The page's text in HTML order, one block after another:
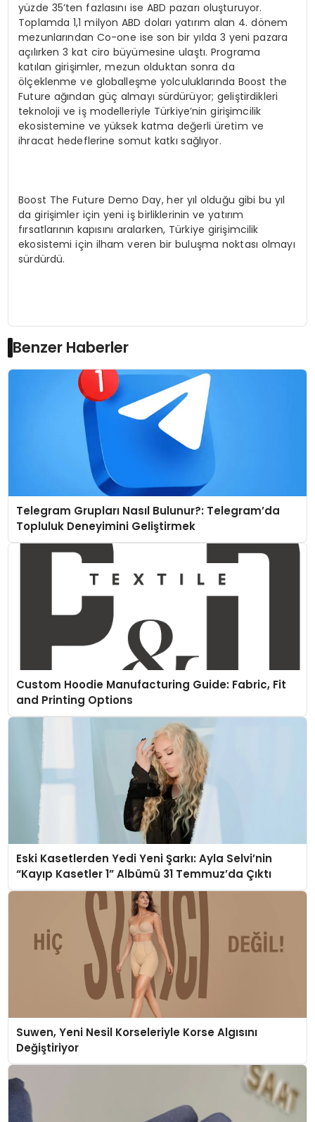
yüzde 35’ten fazlasını ise ABD pazarı oluşturuyor.
Toplamda 1,1 milyon ABD doları yatırım alan 4. dönem
mezunlarından Co-one ise son bir yılda 3 yeni pazara
açılırken 3 kat ciro büyümesine ulaştı. Programa
katılan girişimler, mezun olduktan sonra da
ölçeklenme ve globalleşme yolculuklarında Boost the
Future ağından güç almayı sürdürüyor; geliştirdikleri
teknoloji ve iş modelleriyle Türkiye’nin girişimcilik
ekosistemine ve yüksek katma değerli üretim ve
ihracat hedeflerine somut katkı sağlıyor.
Boost The Future Demo Day, her yıl olduğu gibi bu yıl
da girişimler için yeni iş birliklerinin ve yatırım
fırsatlarının kapısını aralarken, Türkiye girişimcilik
ekosistemi için ilham veren bir buluşma noktası olmayı
sürdürdü.
Benzer Haberler
Telegram Grupları Nasıl Bulunur?: Telegram’da
Topluluk Deneyimini Geliştirmek
Custom Hoodie Manufacturing Guide: Fabric, Fit
and Printing Options
Eski Kasetlerden Yedi Yeni Şarkı: Ayla Selvi’nin
“Kayıp Kasetler 1” Albümü 31 Temmuz’da Çıktı
Suwen, Yeni Nesil Korseleriyle Korse Algısını
Değiştiriyor